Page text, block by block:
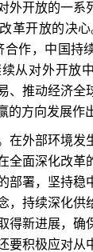
外开放的一系
革开放的决
合作，中国持
从对外开放
、推动经济全
的方向发展作
外部环境发
全面深化改革
部署，坚持稳
，持续深化供
得新进展，确
要积极应对从